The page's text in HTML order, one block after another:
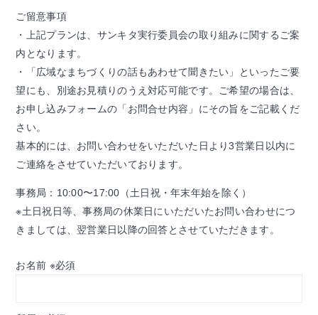
ご留意事項
・上記プランは、サンキタ実行委員会の取り組みに関するご案
内となります。
・「広域なまちづくりの話もあわせて聞きたい」といったご要
望にも、別途お見積りのうえ対応可能です。ご希望の場合は、
お申し込みフォームの「お問合せ内容」にその旨をご記載くだ
さい。
基本的には、お問い合わせをいただいた日より3営業日以内に
ご連絡をさせていただいております。
事務局：10:00〜17:00（土日祝・年末年始を除く）
※土日祝日等、事務局の休業日にいただいたお問い合わせにつ
きましては、翌営業日以降の回答とさせていただきます。
お名前 ※必須